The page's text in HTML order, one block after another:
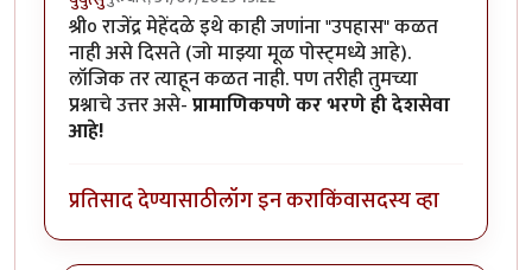
श्री० राजेंद्र मेहेंदळे इथे काही जणांना "उपहास" कळत
नाही असे दिसते (जो माझ्या मूळ पोस्ट्मध्ये आहे).
लॉजिक तर त्याहून कळत नाही. पण तरीही तुमच्या
प्रश्नाचे उत्तर असे-प्रामाणिकपणे कर भरणे ही देशसेवा
आहे!
प्रतिसाद देण्यासाठीलॉग इन कराकिंवासदस्य व्हा